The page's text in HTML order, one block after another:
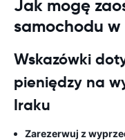
Jak mogę
samochodu w
Wskazówki
pieniędzy na
Iraku
Zarezerwuj z